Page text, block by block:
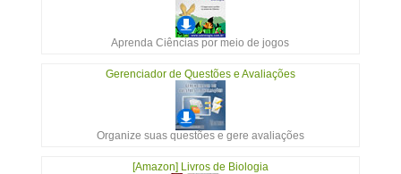
Aprenda Ciências por meio de jogos
Gerenciador de Questões e Avaliações
Organize suas questões e gere avaliações
[Amazon] Livros de Biologia